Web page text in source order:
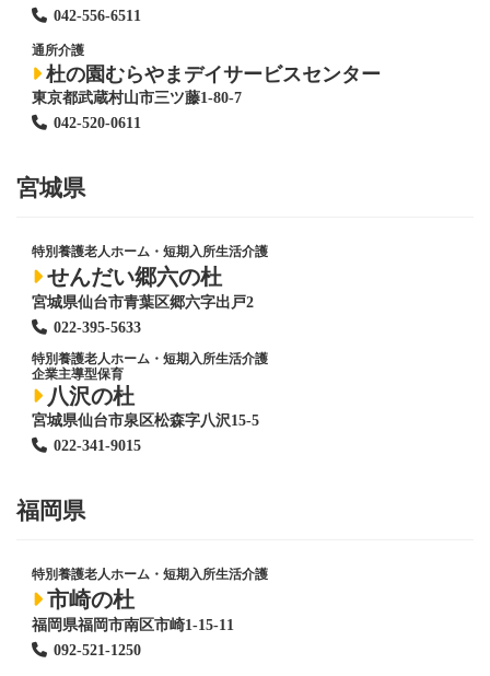
042-556-6511
通所介護
杜の園むらやまデイサービスセンター
東京都武蔵村山市三ツ藤1-80-7
042-520-0611
宮城県
特別養護老人ホーム ・短期入所生活介護
せんだい郷六の杜
宮城県仙台市青葉区郷六字出戸2
022-395-5633
特別養護老人ホーム ・短期入所生活介護
企業主導型保育
八沢の杜
宮城県仙台市泉区松森字八沢15-5
022-341-9015
福岡県
特別養護老人ホーム ・短期入所生活介護
市崎の杜
福岡県福岡市南区市崎1-15-11
092-521-1250